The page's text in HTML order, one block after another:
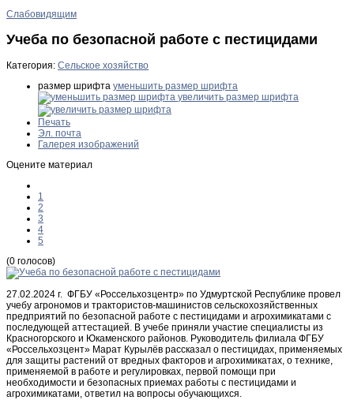
Слабовидящим
Учеба по безопасной работе с пестицидами
Категория: Сельское хозяйство
размер шрифта уменьшить размер шрифта
увеличить размер шрифта
Печать
Эл. почта
Галерея изображений
Оцените материал
1
2
3
4
5
(0 голосов)
27.02.2024 г. ФГБУ «Россельхозцентр» по Удмуртской Республике провел
учебу агрономов и трактористов-машинистов сельскохозяйственных
предприятий по безопасной работе с пестицидами и агрохимикатами с
последующей аттестацией. В учебе приняли участие специалисты из
Красногорского и Юкаменского районов. Руководитель филиала ФГБУ
«Россельхозцент» Марат Курылёв рассказал о пестицидах, применяемых
для защиты растений от вредных факторов и агрохимикатах, о технике,
применяемой в работе и регулировках, первой помощи при
необходимости и безопасных приемах работы с пестицидами и
агрохимикатами, ответил на вопросы обучающихся.